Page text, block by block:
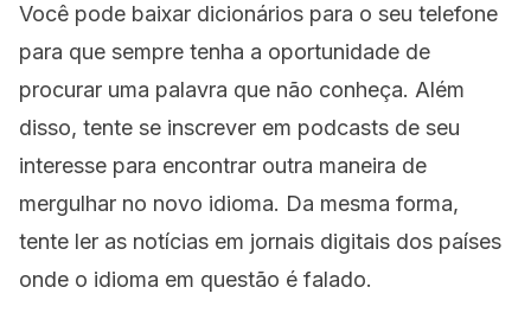
Você pode baixar dicionários para o seu telefone
para que sempre tenha a oportunidade de
procurar uma palavra que não conheça. Além
disso, tente se inscrever em podcasts de seu
interesse para encontrar outra maneira de
mergulhar no novo idioma. Da mesma forma,
tente ler as notícias em jornais digitais dos países
onde o idioma em questão é falado.